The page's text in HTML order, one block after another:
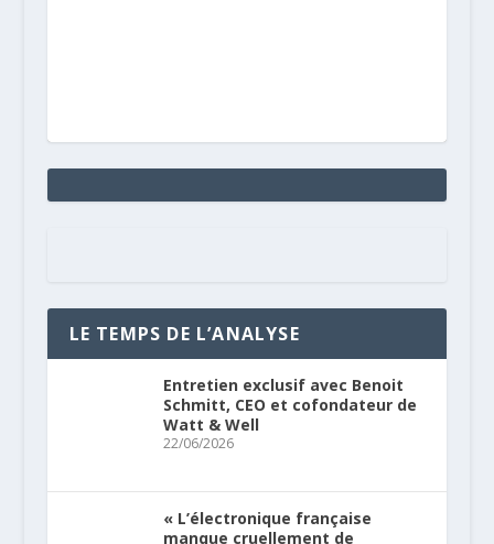
LE TEMPS DE L’ANALYSE
Entretien exclusif avec Benoit
Schmitt, CEO et cofondateur de
Watt & Well
22/06/2026
« L’électronique française
manque cruellement de